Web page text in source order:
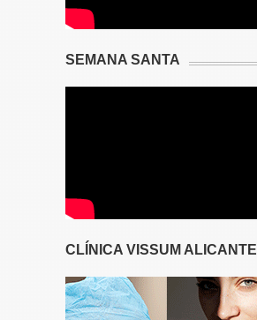
SEMANA SANTA
CLÍNICA VISSUM ALICANTE